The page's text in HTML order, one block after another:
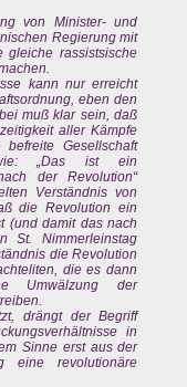
von Minister- und
Regierung mit
gleiche rassistsische
kann nur erreicht
eben den
muß klar sein, daß
aller Kämpfe
Gesellschaft
wie: „Das ist ein
der Revolution“
Verständnis von
die Revolution ein
(und damit das nach
St. Nimmerleinstag
die Revolution
die es dann
Umwälzung der
drängt der Begriff
in
Sinne erst aus der
eine revolutionäre